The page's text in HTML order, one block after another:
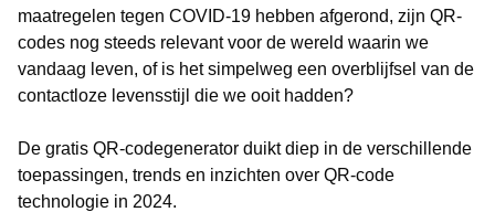
maatregelen tegen COVID-19 hebben afgerond, zijn QR-
codes nog steeds relevant voor de wereld waarin we
vandaag leven, of is het simpelweg een overblijfsel van de
contactloze levensstijl die we ooit hadden?
De gratis QR-codegenerator duikt diep in de verschillende
toepassingen, trends en inzichten over QR-code
technologie in 2024.